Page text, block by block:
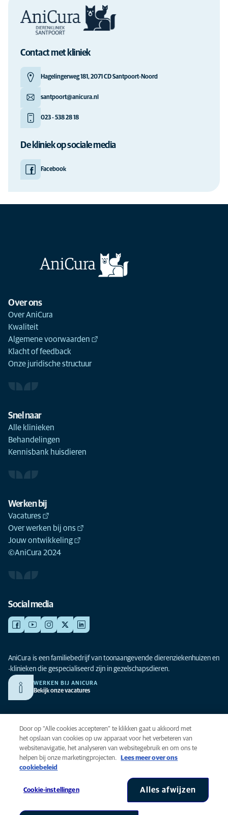
Contact met kliniek
Hagelingerweg 181, 2071 CD Santpoort-Noord
santpoort@anicura.nl
023 - 538 28 18
De kliniek op sociale media
Facebook
Over ons
Over AniCura
Kwaliteit
Algemene voorwaarden
Klacht of feedback
Onze juridische structuur
Snel naar
Alle klinieken
Behandelingen
Kennisbank huisdieren
Werken bij
Vacatures
Over werken bij ons
Jouw ontwikkeling
©AniCura 2024
Social media
AniCura is een familiebedrijf van toonaangevende dierenziekenhuizen en
-klinieken die gespecialiseerd zijn in gezelschapsdieren.
WERKEN BIJ ANICURA
Bekijk onze vacatures
Privacy
Algemene voorwaarden
Cookies
Toegankelijkheid
AniCura is onderdeel van Mars, Inc © 2026
Door op “Alle cookies accepteren” te klikken gaat u akkoord met
het opslaan van cookies op uw apparaat voor het verbeteren van
websitenavigatie, het analyseren van websitegebruik en om ons te
helpen bij onze marketingprojecten.
Lees meer over ons
cookiebeleid
Cookie-instellingen Alles afwijzen